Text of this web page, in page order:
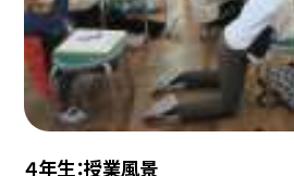
４年生：授業風景